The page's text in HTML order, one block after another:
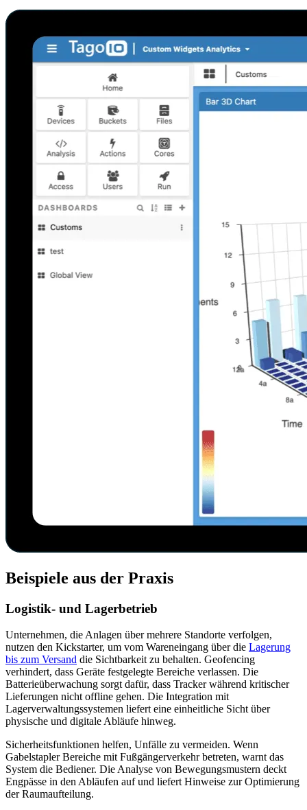
Beispiele aus der Praxis
Logistik- und Lagerbetrieb
Unternehmen, die Anlagen über mehrere Standorte verfolgen,
nutzen den Kickstarter, um vom Wareneingang über die Lagerung
bis zum Versand die Sichtbarkeit zu behalten. Geofencing
verhindert, dass Geräte festgelegte Bereiche verlassen. Die
Batterieüberwachung sorgt dafür, dass Tracker während kritischer
Lieferungen nicht offline gehen. Die Integration mit
Lagerverwaltungssystemen liefert eine einheitliche Sicht über
physische und digitale Abläufe hinweg.
Sicherheitsfunktionen helfen, Unfälle zu vermeiden. Wenn
Gabelstapler Bereiche mit Fußgängerverkehr betreten, warnt das
System die Bediener. Die Analyse von Bewegungsmustern deckt
Engpässe in den Abläufen auf und liefert Hinweise zur Optimierung
der Raumaufteilung.